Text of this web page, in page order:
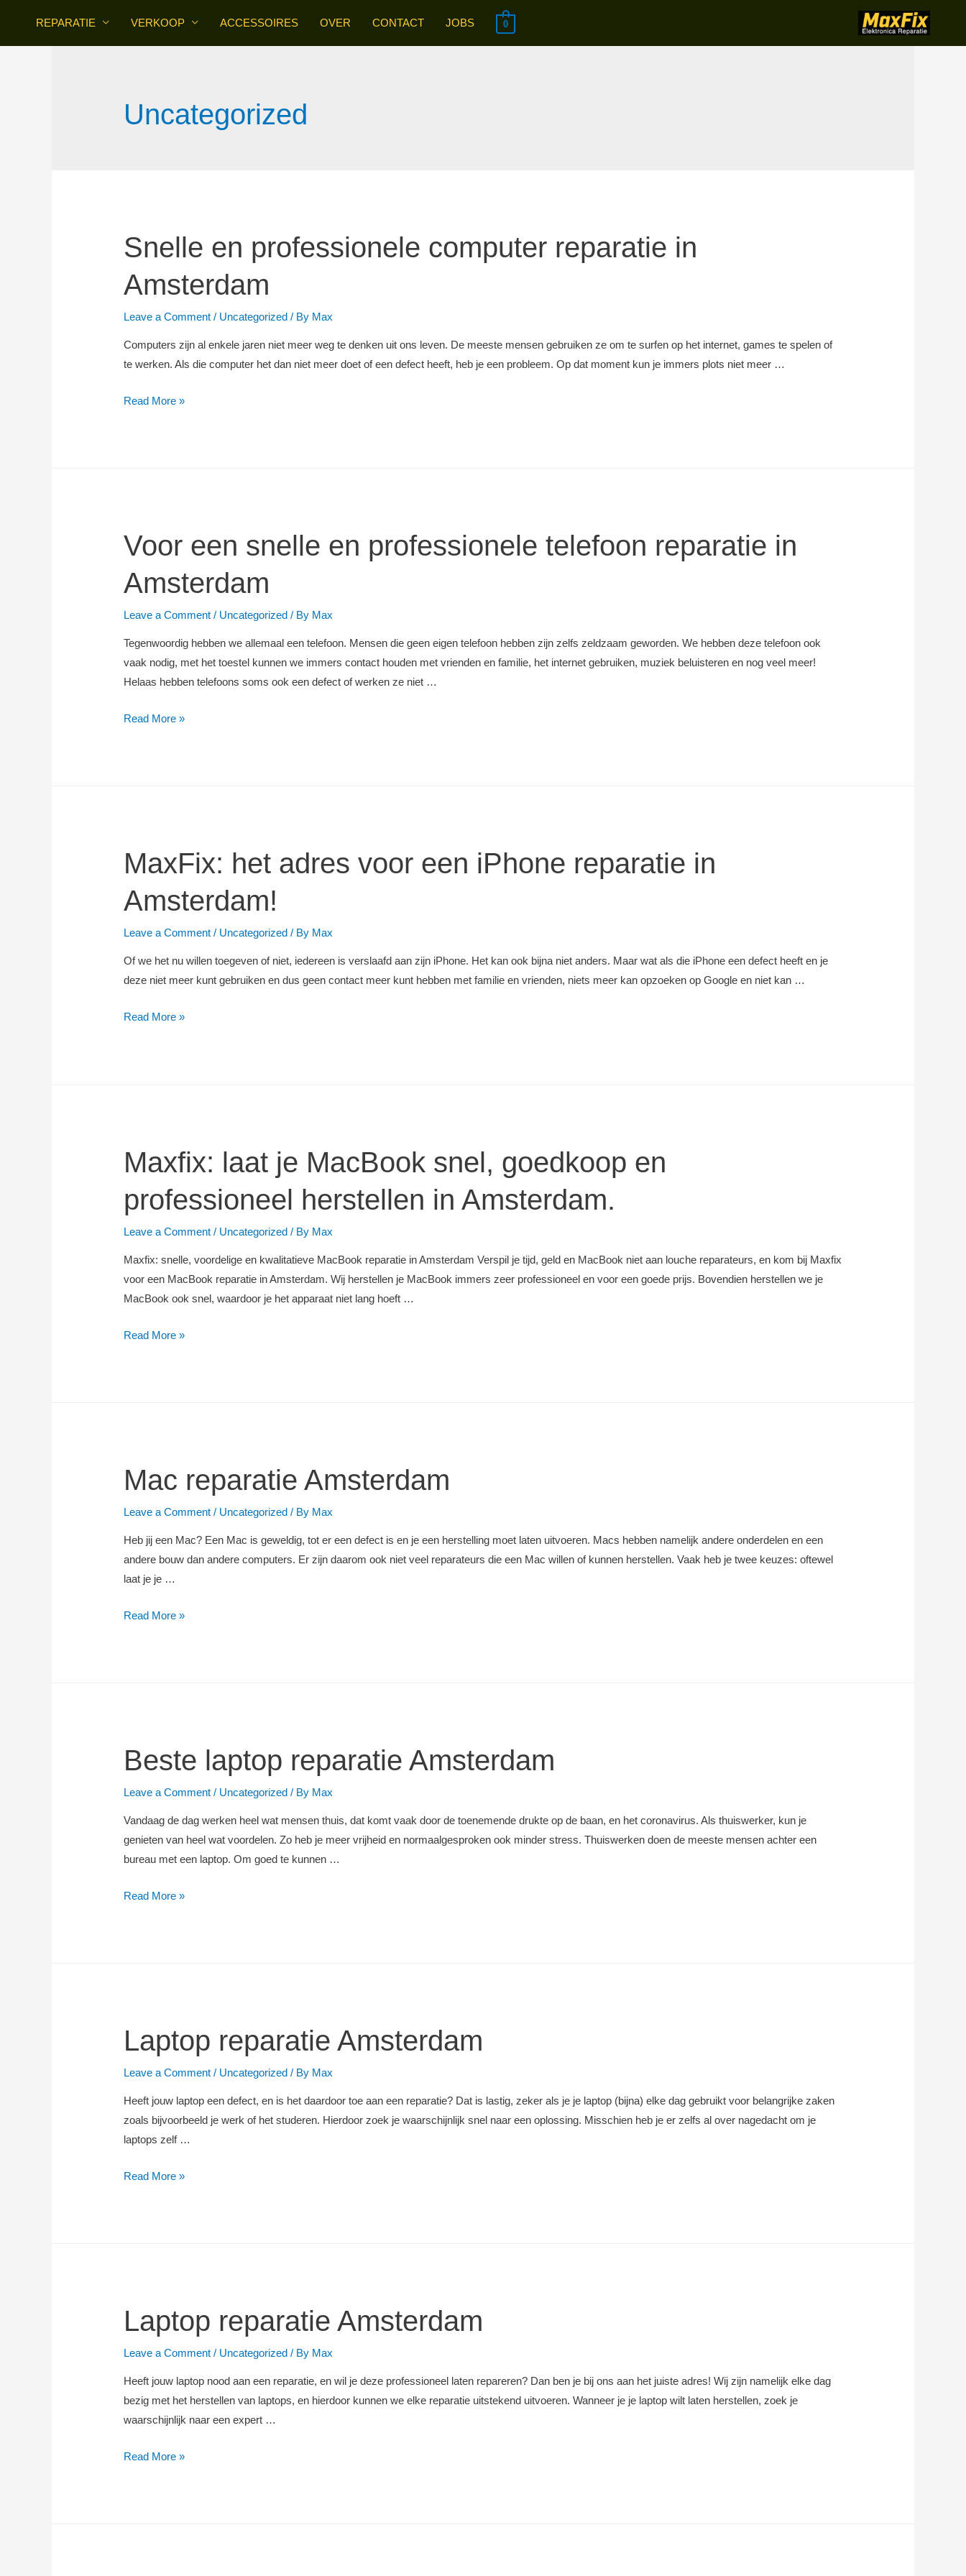
content
REPARATIE VERKOOP ACCESSOIRES OVER CONTACT JOBS 0
Uncategorized
Snelle en professionele computer reparatie in
Amsterdam
Leave a Comment / Uncategorized / By Max
Computers zijn al enkele jaren niet meer weg te denken uit ons leven. De meeste mensen gebruiken ze om te surfen op het internet, games te spelen of
te werken. Als die computer het dan niet meer doet of een defect heeft, heb je een probleem. Op dat moment kun je immers plots niet meer …
Snelle
Read More »
Voor een snelle en professionele telefoon reparatie in
Amsterdam
Leave a Comment / Uncategorized / By Max
Tegenwoordig hebben we allemaal een telefoon. Mensen die geen eigen telefoon hebben zijn zelfs zeldzaam geworden. We hebben deze telefoon ook
vaak nodig, met het toestel kunnen we immers contact houden met vrienden en familie, het internet gebruiken, muziek beluisteren en nog veel meer!
Helaas hebben telefoons soms ook een defect of werken ze niet …
Voor
in
Amsterdam
Read More »
MaxFix: het adres voor een iPhone reparatie in
Amsterdam!
Leave a Comment / Uncategorized / By Max
Of we het nu willen toegeven of niet, iedereen is verslaafd aan zijn iPhone. Het kan ook bijna niet anders. Maar wat als die iPhone een defect heeft en je
deze niet meer kunt gebruiken en dus geen contact meer kunt hebben met familie en vrienden, niets meer kan opzoeken op Google en niet kan …
MaxFix:
in
Amsterdam!
Read More »
Maxfix: laat je MacBook snel, goedkoop en
professioneel herstellen in Amsterdam.
Leave a Comment / Uncategorized / By Max
Maxfix: snelle, voordelige en kwalitatieve MacBook reparatie in Amsterdam Verspil je tijd, geld en MacBook niet aan louche reparateurs, en kom bij Maxfix
voor een MacBook reparatie in Amsterdam. Wij herstellen je MacBook immers zeer professioneel en voor een goede prijs. Bovendien herstellen we je
MacBook ook snel, waardoor je het apparaat niet lang hoeft …
Maxfix:
professioneel
herstellen
in
Read More »
Mac reparatie Amsterdam
Leave a Comment / Uncategorized / By Max
Heb jij een Mac? Een Mac is geweldig, tot er een defect is en je een herstelling moet laten uitvoeren. Macs hebben namelijk andere onderdelen en een
andere bouw dan andere computers. Er zijn daarom ook niet veel reparateurs die een Mac willen of kunnen herstellen. Vaak heb je twee keuzes: oftewel
laat je je …
Mac
Read More »
Beste laptop reparatie Amsterdam
Leave a Comment / Uncategorized / By Max
Vandaag de dag werken heel wat mensen thuis, dat komt vaak door de toenemende drukte op de baan, en het coronavirus. Als thuiswerker, kun je
genieten van heel wat voordelen. Zo heb je meer vrijheid en normaalgesproken ook minder stress. Thuiswerken doen de meeste mensen achter een
bureau met een laptop. Om goed te kunnen …
Beste
Read More »
Laptop reparatie Amsterdam
Leave a Comment / Uncategorized / By Max
Heeft jouw laptop een defect, en is het daardoor toe aan een reparatie? Dat is lastig, zeker als je je laptop (bijna) elke dag gebruikt voor belangrijke zaken
zoals bijvoorbeeld je werk of het studeren. Hierdoor zoek je waarschijnlijk snel naar een oplossing. Misschien heb je er zelfs al over nagedacht om je
laptops zelf …
Laptop
Read More »
Laptop reparatie Amsterdam
Leave a Comment / Uncategorized / By Max
Heeft jouw laptop nood aan een reparatie, en wil je deze professioneel laten repareren? Dan ben je bij ons aan het juiste adres! Wij zijn namelijk elke dag
bezig met het herstellen van laptops, en hierdoor kunnen we elke reparatie uitstekend uitvoeren. Wanneer je je laptop wilt laten herstellen, zoek je
waarschijnlijk naar een expert …
Laptop
Read More »